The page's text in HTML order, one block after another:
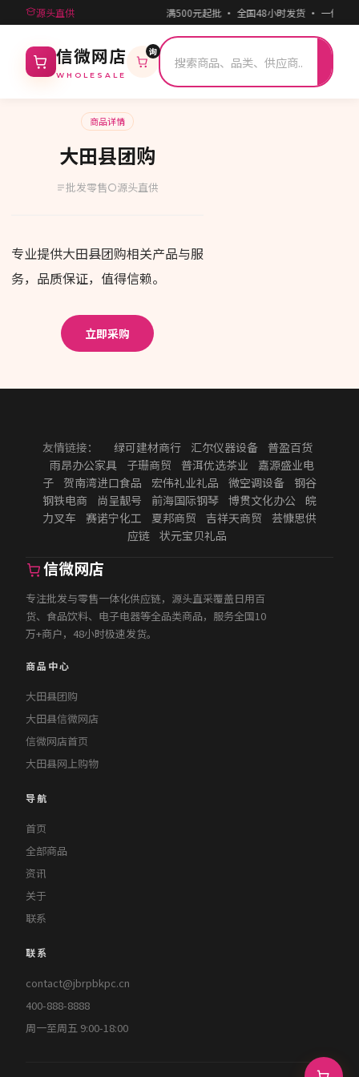
源头直供 满500元起批 · 全国48小时发货 · 一件代
信微网店
WHOLESALE
询
商品详情
大田县团购
批发零售 源头直供
专业提供大田县团购相关产品与服
务，品质保证，值得信赖。
立即采购
友情链接： 绿可建材商行 汇尔仪器设备
普盈百货
雨昂办公家具
子珊商贸 普洱优选茶业
嘉源盛业电
子
贺南湾进口食品 宏伟礼业礼品 微空调设备
钢谷
钢铁电商
尚呈靓号 前海国际钢琴 博贯文化办公
皖
力叉车
赛诺宁化工 夏邦商贸 吉祥天商贸
芸慷思供
应链 状元宝贝礼品
信微网店
专注批发与零售一体化供应链，源头直采覆盖日用百
货、食品饮料、电子电器等全品类商品，服务全国10
万+商户，48小时极速发货。
商品中心
大田县团购
大田县信微网店
信微网店首页
大田县网上购物
导航
首页
全部商品
资讯
关于
联系
联系
contact@jbrpbkpc.cn
400-888-8888
周一至周五 9:00-18:00